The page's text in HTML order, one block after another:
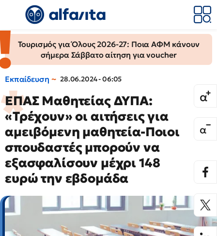
Τουρισμός για Όλους 2026-27: Ποια ΑΦΜ κάνουν
σήμερα Σάββατο αίτηση για voucher
Εκπαίδευση 28.06.2024 - 06:05
ΕΠΑΣ Μαθητείας ΔΥΠΑ:
«Τρέχουν» οι αιτήσεις για
αμειβόμενη μαθητεία-Ποιοι
σπουδαστές μπορούν να
εξασφαλίσουν μέχρι 148
ευρώ την εβδομάδα